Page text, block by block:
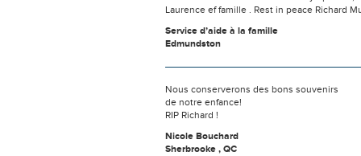
Laurence ef famille . Rest in peace Richard
Service d’aide à la famille
Edmundston
Nous conserverons des bons souvenirs
de notre enfance!
RIP Richard !
Nicole Bouchard
Sherbrooke , QC